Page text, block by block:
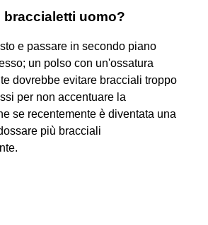
braccialetti uomo?
e passare in secondo piano
un polso con un'ossatura
dovrebbe evitare bracciali troppo
per non accentuare la
se recentemente è diventata una
più bracciali